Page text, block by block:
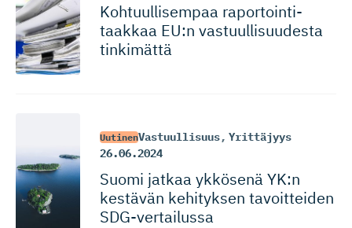
Kohtuulli­sempaa raportoin­ti­
taakkaa EU:n vastuulli­suudesta
tinkimättä
UutinenVastuullisuus, Yrittäjyys
26.06.2024
Suomi jatkaa ykkösenä YK:n
kestävän kehityksen tavoitteiden
SDG-vertailussa